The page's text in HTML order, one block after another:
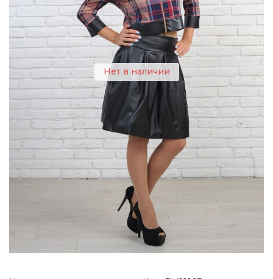
Нет в наличии